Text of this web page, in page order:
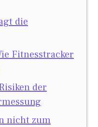
die
Fitnesstracker
der
nicht zum